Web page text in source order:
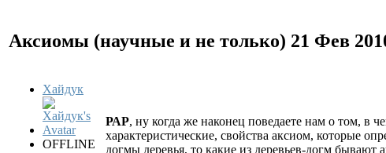
Аксиомы (научные и не только) 21 Фев
Хайдук
OFFLINE
РАР, ну когда же наконец поведаете нам о том, в
характеристические, свойства аксиом, которые
догмы деревья, то какие из деревьев-догм